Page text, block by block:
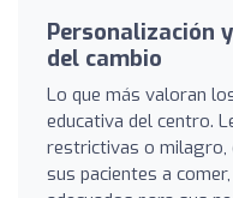
Personalización
del cambio
Lo que más valoran
educativa del centro.
restrictivas o milagro,
sus pacientes a